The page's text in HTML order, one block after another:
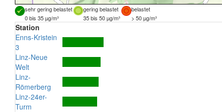
sehr gering belastet gering belastet
belastet
0 bis 35 µg/m³
35 bis 50 µg/m³ > 50 µg/m³
Station
Enns-Kristein
3
Linz-Neue
Welt
Linz-
Römerberg
Linz-24er-
Turm